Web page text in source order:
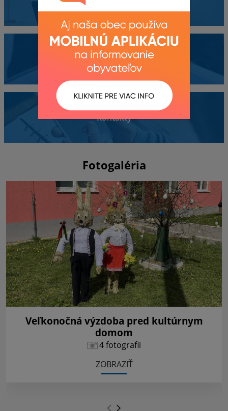
Dokumenty
Kontakty
Fotogaléria
Veľkonočná výzdoba pred kultúrnym
domom
4 fotografii
ZOBRAZIŤ